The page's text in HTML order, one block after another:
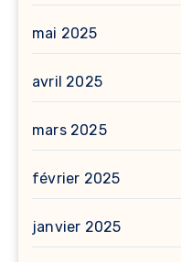
mai 2025
avril 2025
mars 2025
février 2025
janvier 2025